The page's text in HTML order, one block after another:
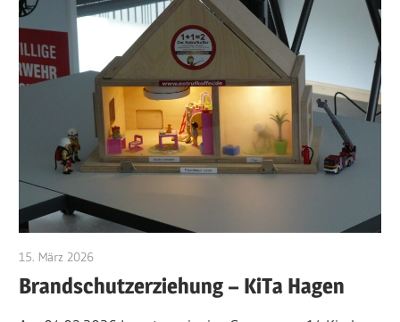
15. März 2026
Brandschutzerziehung – KiTa Hagen